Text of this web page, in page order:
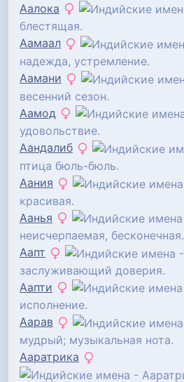
Аалока
блестящая.
Аамаал
надежда, устремление.
Аамани
весенний сезон.
Аамод
удовольствие.
Аандалиб
птица бюль-бюль.
Аания
красивая.
Аанья
неисчерпаемая, бесконечная.
Аапт
заслуживающий доверия.
Аапти
исполнение.
Аарав
мудрый; музыкальная нота.
Ааратрика